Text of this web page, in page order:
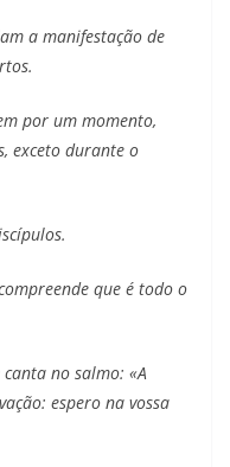
a manifestação de
por um momento,
exceto durante o
que é todo o
no salmo: «A
espero na vossa